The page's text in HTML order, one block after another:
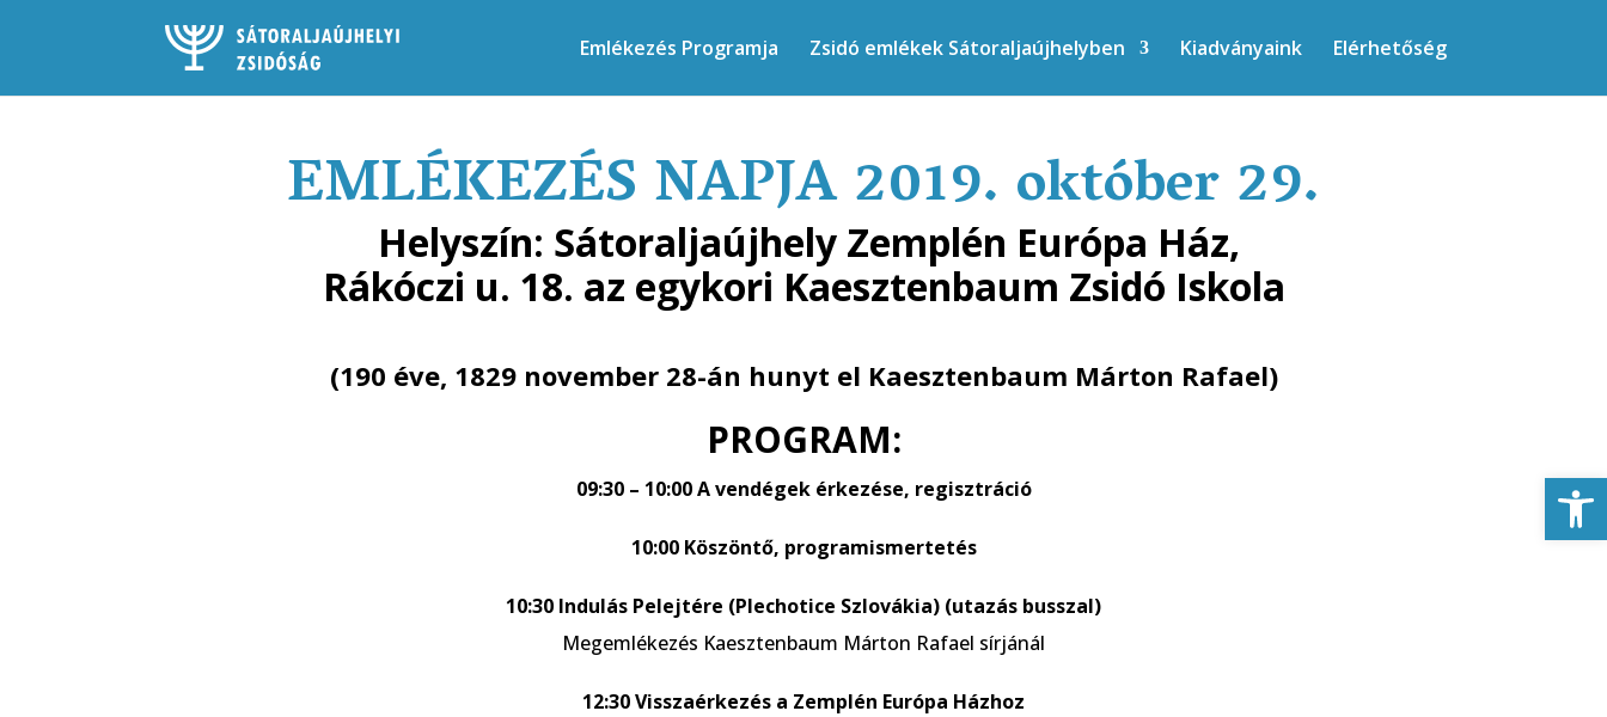
Emlékezés Programja Zsidó emlékek Sátoraljaújhelyben Kiadványaink Elérhetőség
EMLÉKEZÉS NAPJA 2019. október 29.
Helyszín: Sátoraljaújhely Zemplén Európa Ház,
Rákóczi u. 18. az egykori Kaesztenbaum Zsidó Iskola
(190 éve, 1829 november 28-án hunyt el Kaesztenbaum Márton Rafael)
PROGRAM:
09:30 – 10:00 A vendégek érkezése, regisztráció
10:00 Köszöntő, programismertetés
10:30 Indulás Pelejtére (Plechotice Szlovákia) (utazás busszal)
Megemlékezés Kaesztenbaum Márton Rafael sírjánál
12:30 Visszaérkezés a Zemplén Európa Házhoz